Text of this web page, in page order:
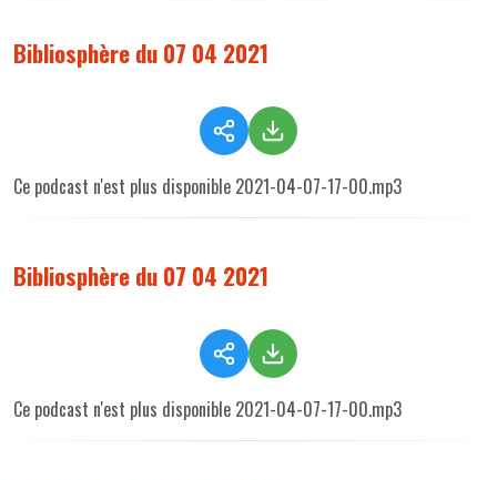
Bibliosphère du 07 04 2021
Ce podcast n'est plus disponible 2021-04-07-17-00.mp3
Bibliosphère du 07 04 2021
Ce podcast n'est plus disponible 2021-04-07-17-00.mp3